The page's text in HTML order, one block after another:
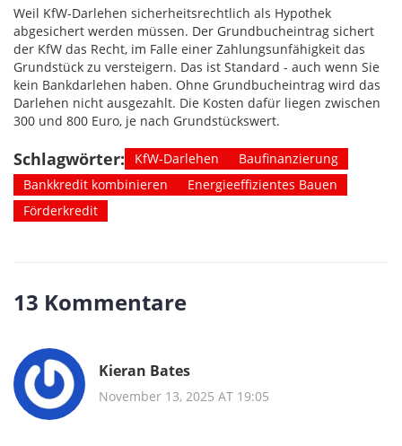
Weil KfW-Darlehen sicherheitsrechtlich als Hypothek
abgesichert werden müssen. Der Grundbucheintrag sichert
der KfW das Recht, im Falle einer Zahlungsunfähigkeit das
Grundstück zu versteigern. Das ist Standard - auch wenn Sie
kein Bankdarlehen haben. Ohne Grundbucheintrag wird das
Darlehen nicht ausgezahlt. Die Kosten dafür liegen zwischen
300 und 800 Euro, je nach Grundstückswert.
Schlagwörter: KfW-Darlehen
Baufinanzierung
Bankkredit kombinieren
Energieeffizientes Bauen
Förderkredit
13 Kommentare
Kieran Bates
November 13, 2025 AT 19:05